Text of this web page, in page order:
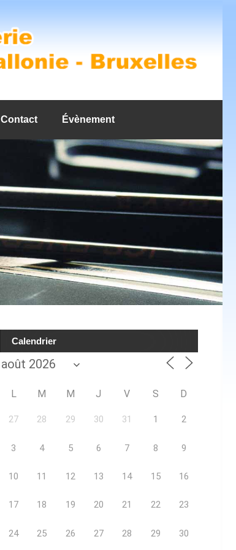
Contact Évènement
Calendrier
L M M J V S D
27 28 29 30 31 1 2
3 4 5 6 7 8 9
10 11 12 13 14 15 16
17 18 19 20 21 22 23
24 25 26 27 28 29 30